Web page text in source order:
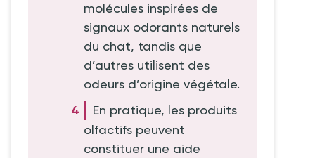
molécules inspirées de
signaux odorants naturels
du chat, tandis que
d’autres utilisent des
odeurs d’origine végétale.
En pratique, les produits
olfactifs peuvent
constituer une aide